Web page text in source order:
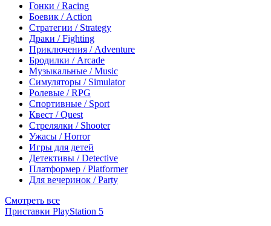
Гонки / Racing
Боевик / Action
Стратегии / Strategy
Драки / Fighting
Приключения / Adventure
Бродилки / Arcade
Музыкальные / Music
Симуляторы / Simulator
Ролевые / RPG
Спортивные / Sport
Квест / Quest
Стрелялки / Shooter
Ужасы / Horror
Игры для детей
Детективы / Detective
Платформер / Platformer
Для вечеринок / Party
Смотреть все
Приставки PlayStation 5